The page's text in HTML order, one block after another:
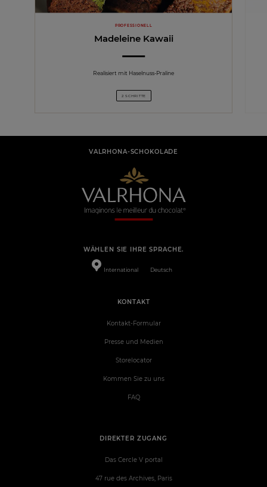
PROFESSIONELL
Madeleine Kawaii
Realisiert mit Haselnuss-Praline
2 SCHRITTE
VALRHONA-SCHOKOLADE
WÄHLEN SIE IHRE SPRACHE.
International Deutsch
DIREKTER ZUGANG
Das Cercle V portal
47 rue des Archives, Paris
KONTAKT
Kontakt-Formular
Presse und Medien
Storelocator
Kommen Sie zu uns
FAQ